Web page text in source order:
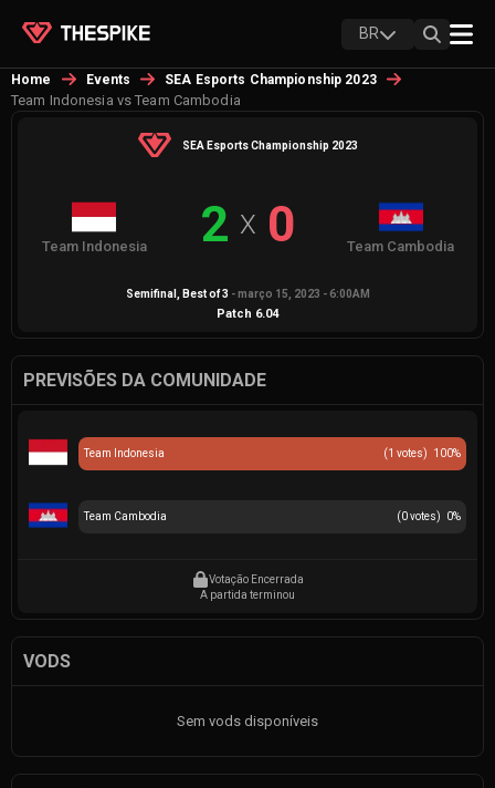
BR
Home Events SEA Esports Championship 2023
Team Indonesia vs Team Cambodia
SEA Esports Championship 2023
Team Indonesia 2 X 0 Team Cambodia
Semifinal , Best of3 - março 15, 2023 - 6:00AM
Patch 6.04
PREVISÕES DA COMUNIDADE
(1 votes) 100%
Team Indonesia
(0votes) 0%
Team Cambodia
Votação Encerrada
A partida terminou
VODS
Sem vods disponíveis